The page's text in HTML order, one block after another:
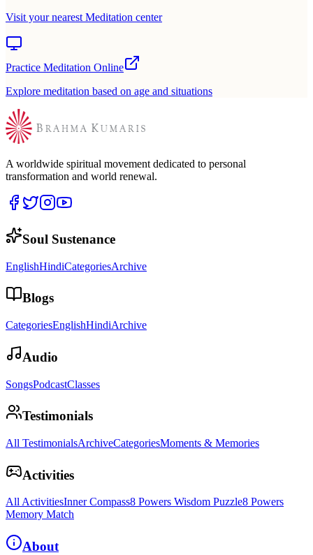
Visit your nearest Meditation center
Practice Meditation Online
Explore meditation based on age and situations
A worldwide spiritual movement dedicated to personal
transformation and world renewal.
Soul Sustenance
EnglishHindiCategoriesArchive
Blogs
CategoriesEnglishHindiArchive
Audio
SongsPodcastClasses
Testimonials
All TestimonialsArchiveCategoriesMoments & Memories
Activities
All ActivitiesInner Compass8 Powers Wisdom Puzzle8 Powers
Memory Match
About